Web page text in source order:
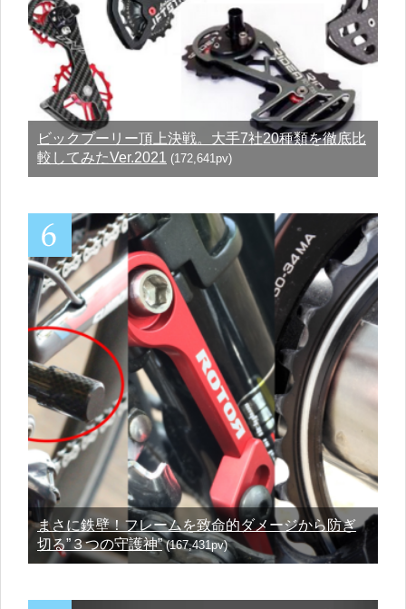
ビックプーリー頂上決戦。大手7社20種類を徹底比
較してみたVer.2021 (172,641pv)
まさに鉄壁！フレームを致命的ダメージから防ぎ
切る”３つの守護神”(167,431pv)